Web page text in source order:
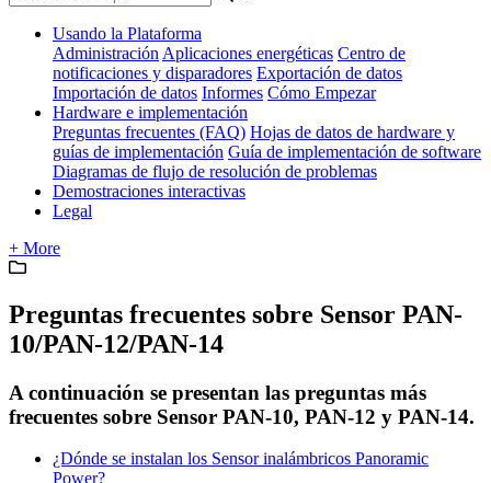
Usando la Plataforma
Administración Aplicaciones energéticas Centro de
notificaciones y disparadores Exportación de datos
Importación de datos Informes Cómo Empezar
Hardware e implementación
Preguntas frecuentes (FAQ) Hojas de datos de hardware y
guías de implementación Guía de implementación de software
Diagramas de flujo de resolución de problemas
Demostraciones interactivas
Legal
+ More
Preguntas frecuentes sobre Sensor PAN-
10/PAN-12/PAN-14
A continuación se presentan las preguntas más
frecuentes sobre Sensor PAN-10, PAN-12 y PAN-14.
¿Dónde se instalan los Sensor inalámbricos Panoramic
Power?